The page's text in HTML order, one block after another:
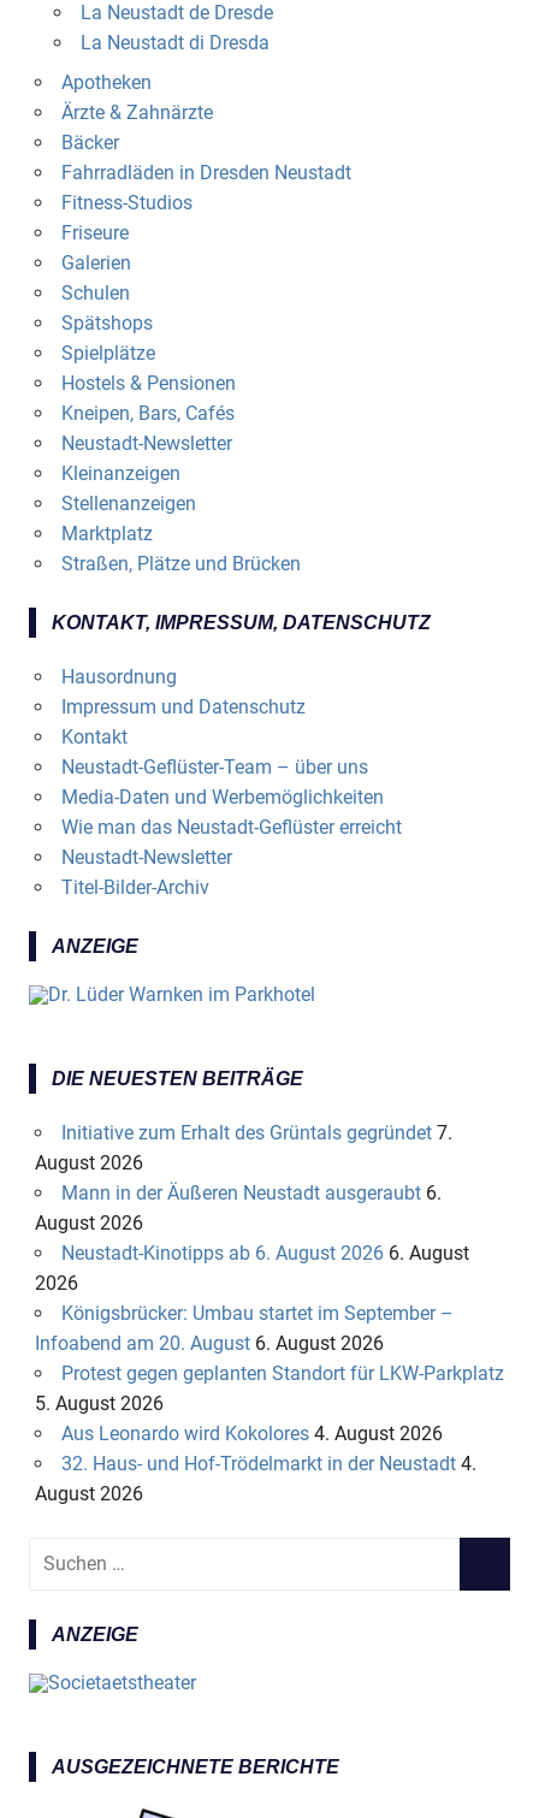
La Neustadt de Dresde
La Neustadt di Dresda
Apotheken
Ärzte & Zahnärzte
Bäcker
Fahrradläden in Dresden Neustadt
Fitness-Studios
Friseure
Galerien
Schulen
Spätshops
Spielplätze
Hostels & Pensionen
Kneipen, Bars, Cafés
Neustadt-Newsletter
Kleinanzeigen
Stellenanzeigen
Marktplatz
Straßen, Plätze und Brücken
KONTAKT, IMPRESSUM, DATENSCHUTZ
Hausordnung
Impressum und Datenschutz
Kontakt
Neustadt-Geflüster-Team – über uns
Media-Daten und Werbemöglichkeiten
Wie man das Neustadt-Geflüster erreicht
Neustadt-Newsletter
Titel-Bilder-Archiv
ANZEIGE
DIE NEUESTEN BEITRÄGE
Initiative zum Erhalt des Grüntals gegründet 7.
August 2026
Mann in der Äußeren Neustadt ausgeraubt 6.
August 2026
Neustadt-Kinotipps ab 6. August 2026 6. August
2026
Königsbrücker: Umbau startet im September –
Infoabend am 20. August 6. August 2026
Protest gegen geplanten Standort für LKW-Parkplatz
5. August 2026
Aus Leonardo wird Kokolores 4. August 2026
32. Haus- und Hof-Trödelmarkt in der Neustadt 4.
August 2026
e
ANZEIGE
AUSGEZEICHNETE BERICHTE